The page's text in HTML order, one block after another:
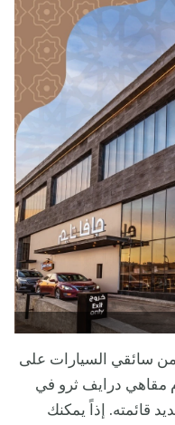
من سائقي السيارات على
أقدم مقاهي درايف ثرو في
قائمته. إذاً يمكنك